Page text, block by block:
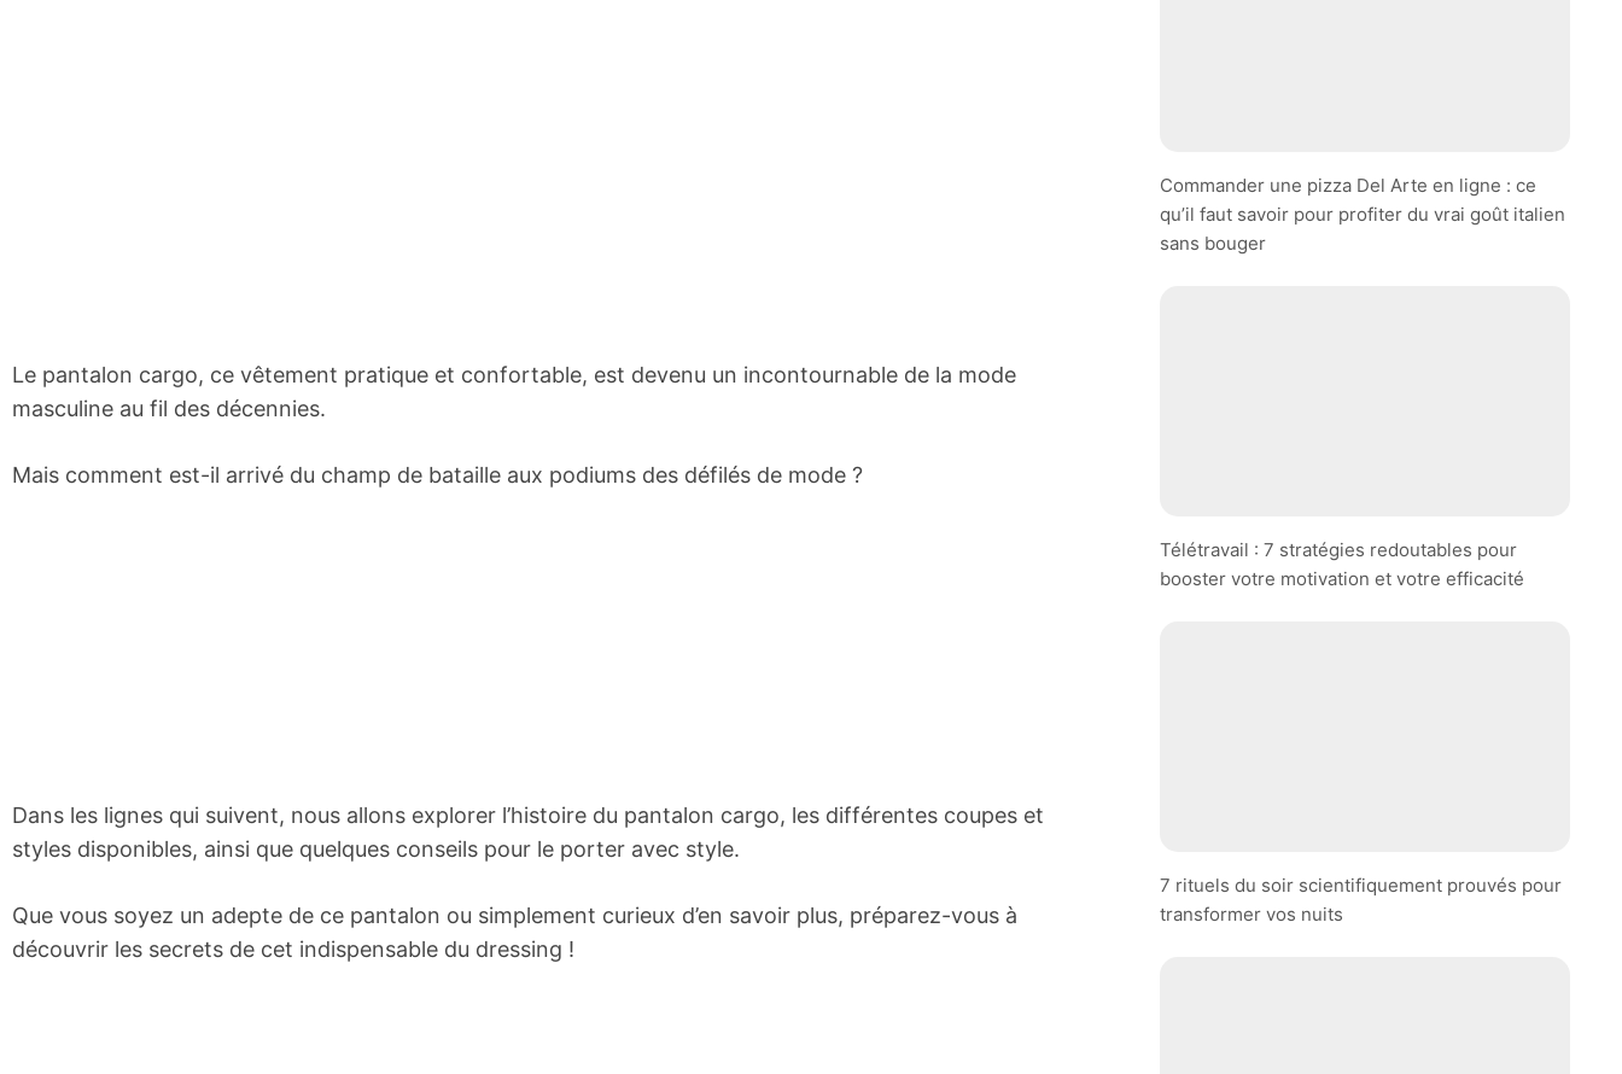
Le pantalon cargo, ce vêtement pratique et confortable, est devenu un incontournable de la mode
masculine au fil des décennies.
Mais comment est-il arrivé du champ de bataille aux podiums des défilés de mode ?
Dans les lignes qui suivent, nous allons explorer l’histoire du pantalon cargo, les différentes coupes et
styles disponibles, ainsi que quelques conseils pour le porter avec style.
Que vous soyez un adepte de ce pantalon ou simplement curieux d’en savoir plus, préparez-vous à
découvrir les secrets de cet indispensable du dressing !
Commander une pizza Del Arte en ligne : ce
qu’il faut savoir pour profiter du vrai goût italien
sans bouger
Télétravail : 7 stratégies redoutables pour
booster votre motivation et votre efficacité
7 rituels du soir scientifiquement prouvés pour
transformer vos nuits